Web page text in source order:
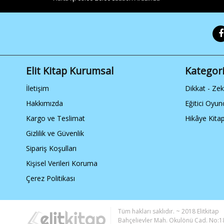
Elit Kitap Kurumsal
İletişim
Hakkımızda
Kargo ve Teslimat
Gizlilik ve Güvenlik
Sipariş Koşulları
Kişisel Verileri Koruma
Çerez Politikası
Dikkat -
Eğitici
Hikâye
Tüm hakları saklıdır. ~ 2018 Elitkitap
Bahçelievler Mah. Okulönü Cad.